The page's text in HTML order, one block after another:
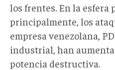
los frentes. En la esfera
principalmente, los
empresa venezolana,
industrial, han
potencia destructiva.